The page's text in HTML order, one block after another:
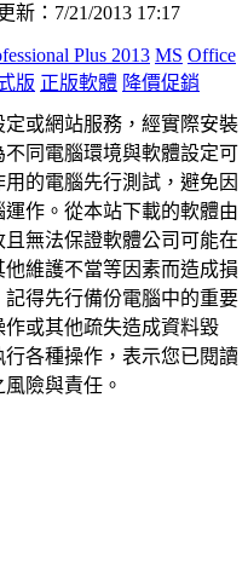
新：7/21/2013 17:17
Plus 2013 MS Office
版 正版軟體 降價促銷
或網站服務，經實際安裝
同電腦環境與軟體設定可
的電腦先行測試，避免因
作。從本站下載的軟體由
無法保證軟體公司可能在
維護不當等因素而造成損
得先行備份電腦中的重要
或其他疏失造成資料毀
各種操作，表示您已閱讀
險與責任。